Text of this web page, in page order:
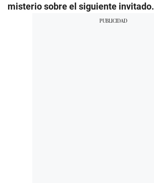
misterio sobre el siguiente invitado.